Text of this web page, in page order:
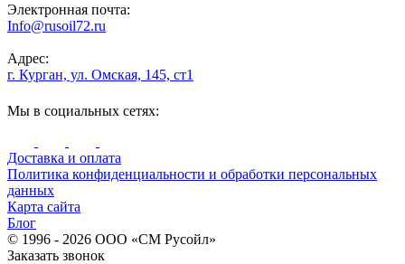
Электронная почта:
Info@rusoil72.ru
Адрес:
г. Курган, ул. Омская, 145, ст1
Мы в социальных сетях:
Доставка и оплата
Политика конфиденциальности и обработки персональных
данных
Карта сайта
Блог
© 1996 - 2026 ООО «СМ Русойл»
Заказать звонок